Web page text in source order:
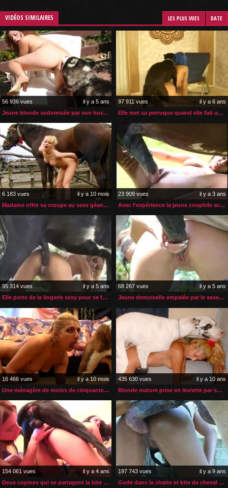
VIDÉOS SIMILAIRES LES PLUS VUES DATE
56 936 vues
il y a 5 ans
Jeune blonde sodomisée par son husky au bord de la piscine
97 911 vues
il y a 6 ans
Elle met sa perruque quand elle fait une vidéo zoophile
6 183 vues
il y a 10 mois
Madame offre sa croupe au sexe géant de son cheval
23 909 vues
il y a 3 ans
Avec l’expérience la jeune zoophile accroit son plaisir
95 314 vues
il y a 5 ans
Elle porte de la lingerie sexy pour se faire enculer par son âne
68 267 vues
il y a 5 ans
Jeune demoiselle empalée par le sexe de son cheval
16 466 vues
il y a 10 mois
Une ménagère de moins de cinquante ans zoophile
435 630 vues
il y a 10 ans
Blonde mature prise en levrette par son chien
154 061 vues
il y a 4 ans
Deux copines qui se partagent la bite et le sperme du chien
197 743 vues
il y a 9 ans
Gode dans la chatte et bite de cheval dans le cul